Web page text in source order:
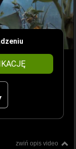
zwiń opis video